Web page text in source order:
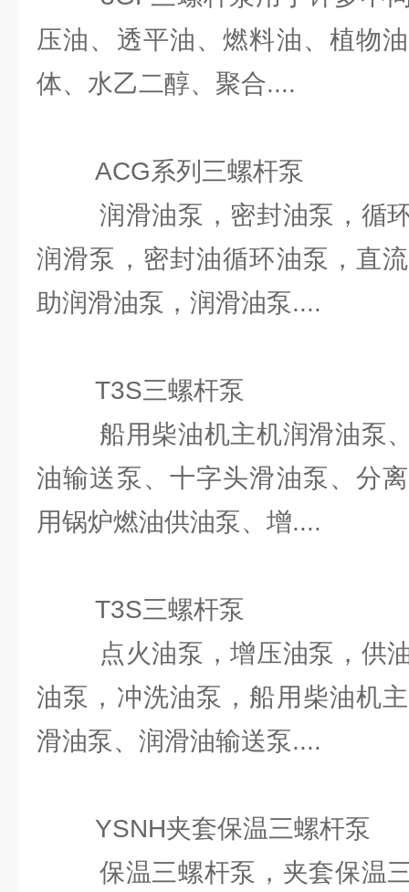
压油、透平油、燃料油、植物
体、水乙二醇、聚合....
ACG系列三螺杆泵
润滑油泵，密封油泵，循环
润滑泵，密封油循环油泵，直
助润滑油泵，润滑油泵....
T3S三螺杆泵
船用柴油机主机润滑油泵、
油输送泵、十字头滑油泵、分
用锅炉燃油供油泵、增....
T3S三螺杆泵
点火油泵，增压油泵，供油
油泵，冲洗油泵，船用柴油机
滑油泵、润滑油输送泵....
YSNH夹套保温三螺杆泵
保温三螺杆泵，夹套保温三